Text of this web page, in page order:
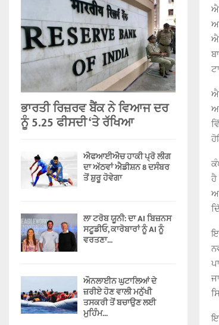
ਭਾਰਤੀ ਰਿਜ਼ਰਵ ਬੈਂਕ ਨੇ ਵਿਆਜ ਦਰ
ਨੂੰ 5.25 ਫੀਸਦੀ ‘ਤੇ ਰੱਖਿਆ
ਐਫਆਈਐਚ ਹਾਕੀ ਪ੍ਰੋ ਲੀਗ
ਦਾ ਅੱਠਵਾਂ ਐਡੀਸ਼ਨ 8 ਦਸੰਬਰ
ਤੋਂ ਸ਼ੁਰੂ ਹੋਵੇਗਾ
ਲਾ ਟਰੋਬ ਯੂਨੀ: ਦਾ AI ਬਿਜ਼ਨਸ
ਸਟੂਡੀਓ, ਕਾਰੋਬਾਰਾਂ ਨੂੰ AI ਨੂੰ
ਵਰਤਣਾ...
ਔਨਲਾਈਨ ਘੁਟਾਲਿਆਂ ਦੇ
ਜ਼ਰੀਏ ਹੋਣ ਵਾਲੀ ਮਨੁੱਖੀ
ਤਸਕਰੀ ਤੋਂ ਬਚਾਉਣ ਲਈ
ਮੁਹਿੰਮ...